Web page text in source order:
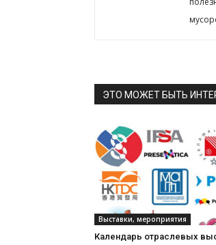
ЭТО МОЖЕТ БЫТЬ
Выставки, мероприятия
Календарь отраслевых